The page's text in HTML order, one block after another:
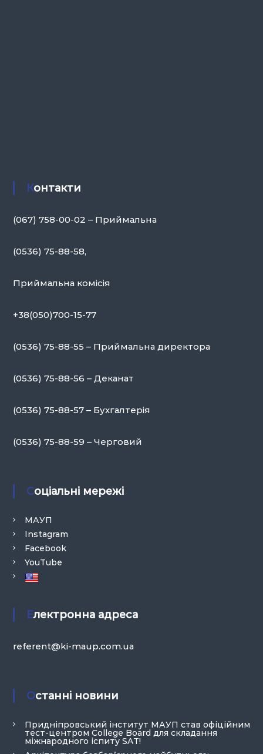
Контакти
(067) 758-00-02 – Приймальна
(0536) 75-88-58,
Приймальна комісія
+38(050)700-15-77
(0536) 75-88-55 – Приймальна директора
(0536) 75-88-56 – Деканат
(0536) 75-88-57 – Бухгалтерія
(0536) 75-88-59 – Черговий
Соціальні мережі
МАУП
Instagram
Facebook
YouTube
Електронна адреса
referent@ki-maup.com.ua
Останні новини
Придніпровський інститут МАУП став офіційним
тест-центром College Board для складання
міжнародного іспиту SAT!